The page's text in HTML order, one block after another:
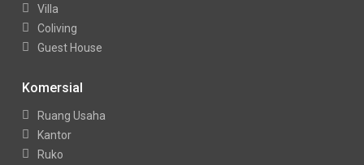
Villa
Coliving
Guest House
Komersial
Ruang Usaha
Kantor
Ruko